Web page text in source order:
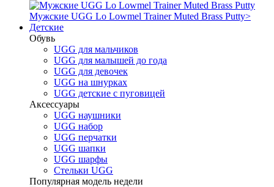
Мужские UGG Lo Lowmel Trainer Muted Brass Putty>
Детские
Обувь
UGG для мальчиков
UGG для малышей до года
UGG для девочек
UGG на шнурках
UGG детские с пуговицей
Аксессуары
UGG наушники
UGG набор
UGG перчатки
UGG шапки
UGG шарфы
Стельки UGG
Популярная модель недели